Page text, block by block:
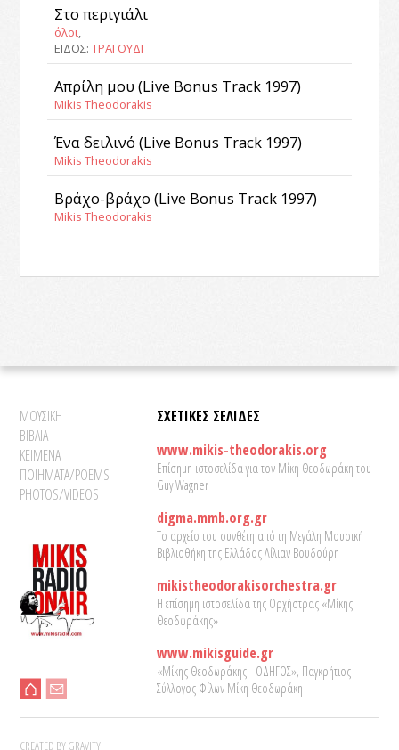
Στο περιγιάλι
όλοι,
ΕΙΔΟΣ:ΤΡΑΓΟΥΔΙ
Απρίλη μου (Live Bonus Track 1997)
Mikis Theodorakis
Ένα δειλινό (Live Bonus Track 1997)
Mikis Theodorakis
Βράχο-βράχο (Live Bonus Track 1997)
Mikis Theodorakis
ΜΟΥΣΙΚΗ
ΒΙΒΛΙΑ
ΚΕΙΜΕΝΑ
ΠΟΙΗΜΑΤΑ/POEMS
PHOTOS/VIDEOS
ΣΧΕΤΙΚΕΣ ΣΕΛΙΔΕΣ
www.mikis-theodorakis.org
Επίσημη ιστοσελίδα για τον Μίκη Θεοδωράκη του
Guy Wagner
digma.mmb.org.gr
Το αρχείο του συνθέτη από τη Μεγάλη Μουσική
Βιβλιοθήκη της Ελλάδος Λίλιαν Βουδούρη
mikistheodorakisorchestra.gr
Η επίσημη ιστοσελίδα της Ορχήστρας «Μίκης
Θεοδωράκης»
www.mikisguide.gr
«Μίκης Θεοδωράκης - ΟΔΗΓΟΣ», Παγκρήτιος
Σύλλογος Φίλων Μίκη Θεοδωράκη
CREATED BY GRAVITY